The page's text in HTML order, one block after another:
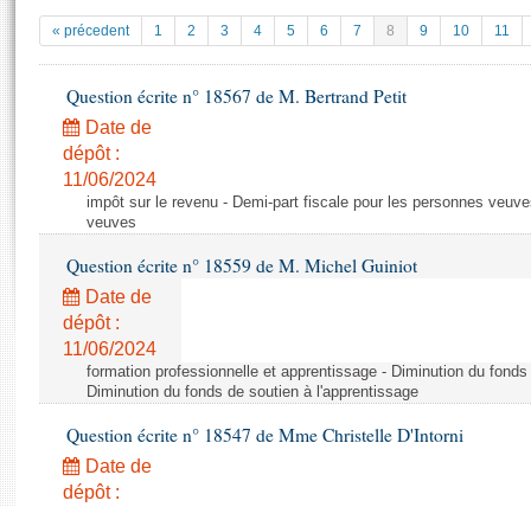
Documents parlementaires
Propositions de loi
Amendements
Textes adoptés
Rapports d'information
Rapports législatifs
Rapports sur l'application des lois
Baromètre de l’application des lois
Dossiers législatifs
Budget et sécurité sociale
Questions écrites et orales
Comptes rendus des débats
Histoire
Juniors
Anciennes législatures
Liens vers les sites publics
Les archives
Photos libres de droit
« précedent 1 2 3 4 5 6 7 8 9 10 11
Question écrite n° 18567 de M. Bertrand Petit
Date de
dépôt :
11/06/2024
impôt sur le revenu - Demi-part fiscale pour les personnes
veuves
Question écrite n° 18559 de M. Michel Guiniot
Date de
dépôt :
11/06/2024
formation professionnelle et apprentissage - Diminution du
Diminution du fonds de soutien à l'apprentissage
Question écrite n° 18547 de Mme Christelle D'Intorni
Date de
dépôt :